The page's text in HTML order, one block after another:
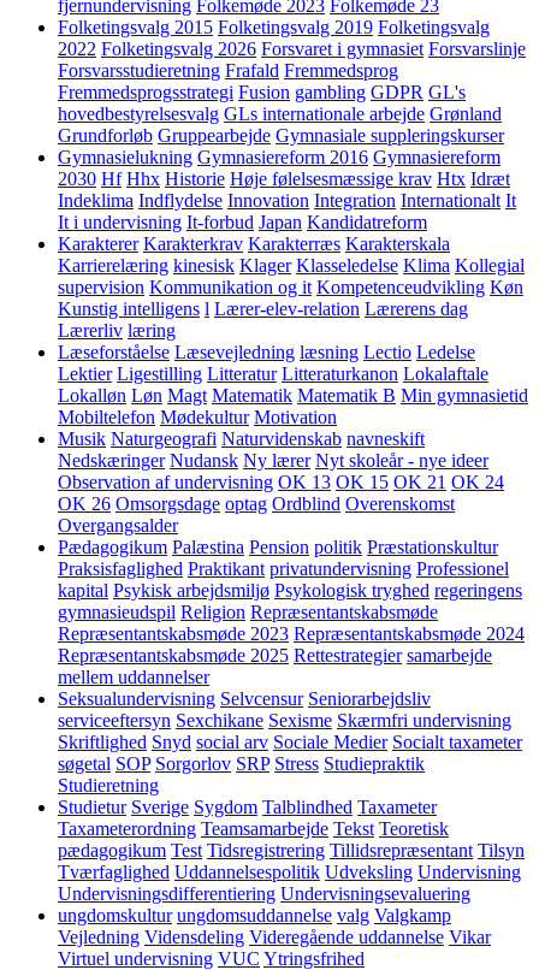
fjernundervisning Folkemøde 2023 Folkemøde 23
Folketingsvalg 2015 Folketingsvalg 2019 Folketingsvalg
2022 Folketingsvalg 2026 Forsvaret i gymnasiet Forsvarslinje
Forsvarsstudieretning Frafald Fremmedsprog
Fremmedsprogsstrategi Fusion gambling GDPR GL's
hovedbestyrelsesvalg GLs internationale arbejde Grønland
Grundforløb Gruppearbejde Gymnasiale suppleringskurser
Gymnasielukning Gymnasiereform 2016 Gymnasiereform
2030 Hf Hhx Historie Høje følelsesmæssige krav Htx Idræt
Indeklima Indflydelse Innovation Integration Internationalt It
It i undervisning It-forbud Japan Kandidatreform
Karakterer Karakterkrav Karakterræs Karakterskala
Karrierelæring kinesisk Klager Klasseledelse Klima Kollegial
supervision Kommunikation og it Kompetenceudvikling Køn
Kunstig intelligens l Lærer-elev-relation Lærerens dag
Lærerliv læring
Læseforståelse Læsevejledning læsning Lectio Ledelse
Lektier Ligestilling Litteratur Litteraturkanon Lokalaftale
Lokalløn Løn Magt Matematik Matematik B Min gymnasietid
Mobiltelefon Mødekultur Motivation
Musik Naturgeografi Naturvidenskab navneskift
Nedskæringer Nudansk Ny lærer Nyt skoleår - nye ideer
Observation af undervisning OK 13 OK 15 OK 21 OK 24
OK 26 Omsorgsdage optag Ordblind Overenskomst
Overgangsalder
Pædagogikum Palæstina Pension politik Præstationskultur
Praksisfaglighed Praktikant privatundervisning Professionel
kapital Psykisk arbejdsmiljø Psykologisk tryghed regeringens
gymnasieudspil Religion Repræsentantskabsmøde
Repræsentantskabsmøde 2023 Repræsentantskabsmøde 2024
Repræsentantskabsmøde 2025 Rettestrategier samarbejde
mellem uddannelser
Seksualundervisning Selvcensur Seniorarbejdsliv
serviceeftersyn Sexchikane Sexisme Skærmfri undervisning
Skriftlighed Snyd social arv Sociale Medier Socialt taxameter
søgetal SOP Sorgorlov SRP Stress Studiepraktik
Studieretning
Studietur Sverige Sygdom Talblindhed Taxameter
Taxameterordning Teamsamarbejde Tekst Teoretisk
pædagogikum Test Tidsregistrering Tillidsrepræsentant Tilsyn
Tværfaglighed Uddannelsespolitik Udveksling Undervisning
Undervisningsdifferentiering Undervisningsevaluering
ungdomskultur ungdomsuddannelse valg Valgkamp
Vejledning Vidensdeling Videregående uddannelse Vikar
Virtuel undervisning VUC Ytringsfrihed